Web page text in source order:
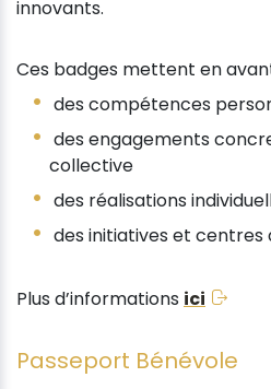
innovants.
Ces badges mettent en
des compétences
des engagements
collective
des réalisations
des initiatives et centres
Plus d’informations ici
Passeport Bénévole